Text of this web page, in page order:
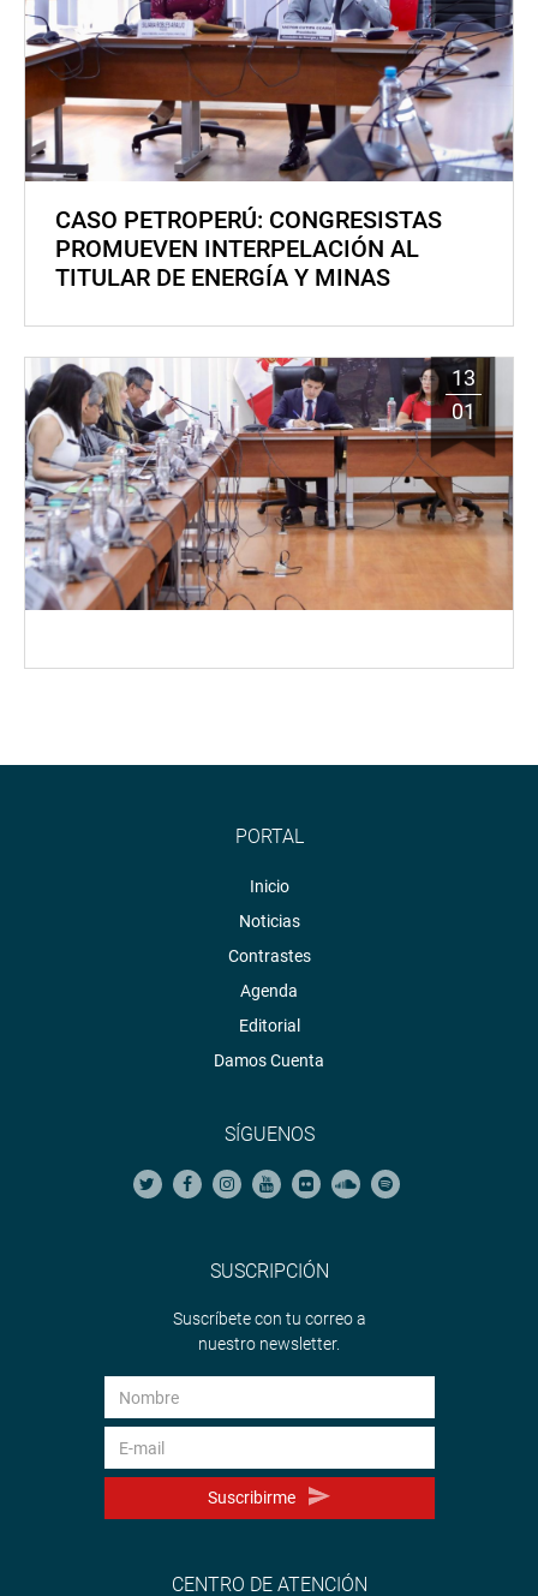
CASO PETROPERÚ: CONGRESISTAS
PROMUEVEN INTERPELACIÓN AL
TITULAR DE ENERGÍA Y MINAS
13
01
PORTAL
Inicio
Noticias
Contrastes
Agenda
Editorial
Damos Cuenta
SÍGUENOS
SUSCRIPCIÓN
Suscríbete con tu correo a
nuestro newsletter.
Suscribirme
CENTRO DE ATENCIÓN